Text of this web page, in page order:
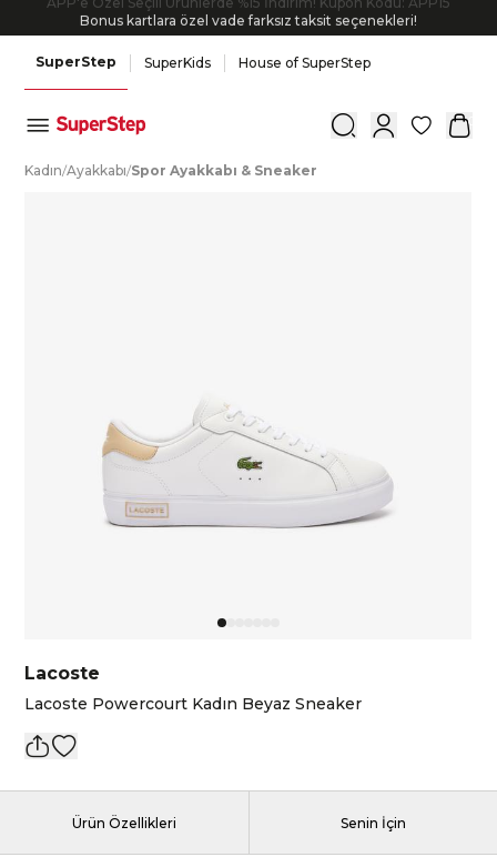
Bonus kartlara özel vade farksız taksit seçenekleri!
SuperStep SuperKids House of SuperStep
0
Kadın/Ayakkabı/Spor Ayakkabı & Sneaker
Lacoste
Lacoste Powercourt Kadın Beyaz Sneaker
Ürün Özellikleri Senin İçin